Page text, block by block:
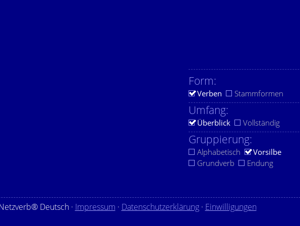
Form:
Verben Stammformen
Umfang:
Überblick Vollständig
Gruppierung:
Alphabetisch
Vorsilbe
Grundverb
Endung
Deutsch · Impressum · Datenschutzerklärung· Einwilligungen